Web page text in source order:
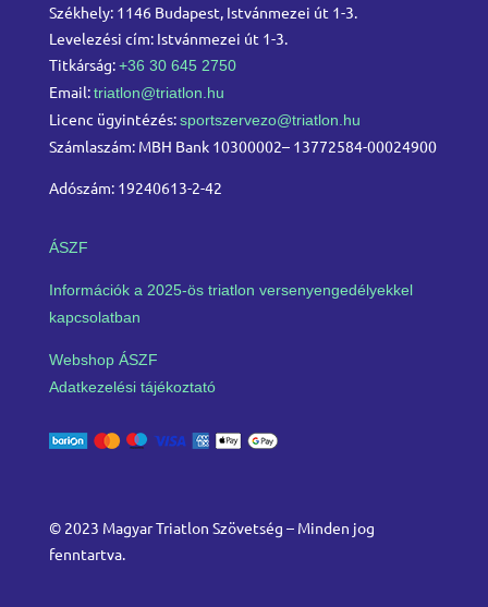
Székhely: 1146 Budapest, Istvánmezei út 1-3.
Levelezési cím: Istvánmezei út 1-3.
Titkárság:+36 30 645 2750
Email:triatlon@triatlon.hu
Licenc ügyintézés:sportszervezo@triatlon.hu
Számlaszám: MBH Bank 10300002– 13772584-00024900
Adószám: 19240613-2-42
ÁSZF
Információk a 2025-ös triatlon versenyengedélyekkel
kapcsolatban
Webshop ÁSZF
Adatkezelési tájékoztató
© 2023 Magyar Triatlon Szövetség – Minden jog
fenntartva.